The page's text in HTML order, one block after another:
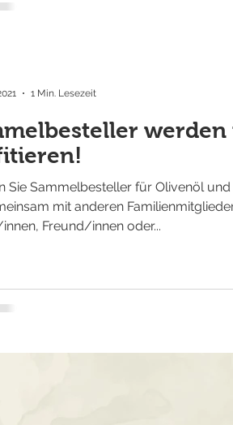
werden
Sie Sammelbesteller für Olivenöl
mit anderen
Freund/innen oder...
1 Min. Lesezeit